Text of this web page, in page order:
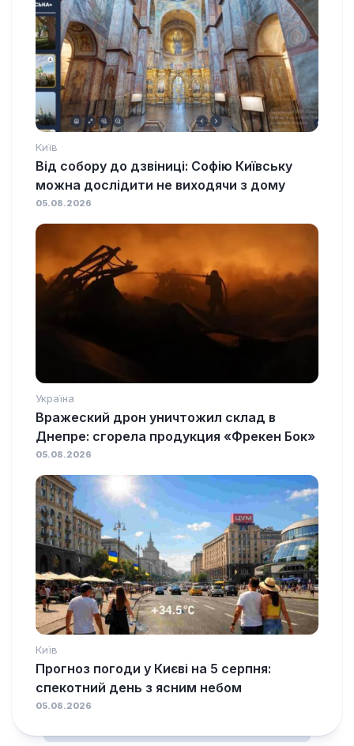
Київ
Від собору до дзвіниці: Софію Київську
можна дослідити не виходячи з дому
05.08.2026
Україна
Вражеский дрон уничтожил склад в
Днепре: сгорела продукция «Фрекен Бок»
05.08.2026
Київ
Прогноз погоди у Києві на 5 серпня:
спекотний день з ясним небом
05.08.2026